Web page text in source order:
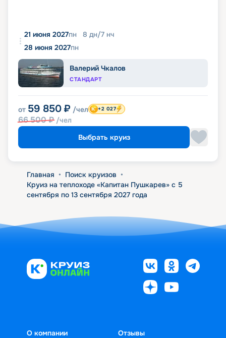
21 июня 2027пн 8 дн/7 нч
28 июня 2027пн
Валерий Чкалов
СТАНДАРТ
от 59 850 ₽ /чел
66 500₽ /чел
+2 027
Выбрать круиз
Главная • Поиск круизов •
Круиз на теплоходе «Капитан Пушкарев» с 5
сентября по 13 сентября 2027 года
О компании
Отзывы